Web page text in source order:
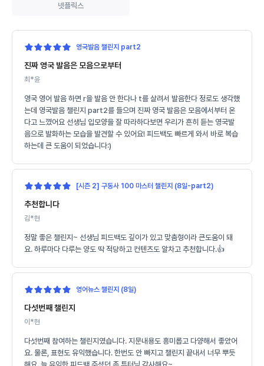
넷플릭스
영국발음 챌린지 part2
진짜 영국 발음은 모음으로부터
최*윤
영국 영어 발음 하면 r을 발음 안 한다나 t를 살려서 발음한다 정로도 생각했
는데 영국발음 챌린지 part2를 들으며 진짜 영국 발음은 모음에서부터 온
다고 느꼈어요 선생님 입모양을 잘 따라하다보면 우리가 흔히 듣는 영국발
음으로 발화하는 모습을 발견할 수 있어요! 피드백도 빠르게 와서 바로 복습
하는데 큰 도움이 되었습니다:)
[시즌 2] 구동사 100 마스터 챌린지 (8일-part2)
추천합니다
김*현
정말 좋은 챌린지~ 선생님 피드백도 깊이가 있고 맞춤형이라 큰도움이 돼
요. 하루마다 다루는 양도 딱 적당하고 컨텐츠도 알차고 추천합니다.👍
영어뉴스 챌린지 (8일)
다섯번째 챌린지
이*현
다섯번째 참여하는 챌린지였습니다. 지문내용도 흥미롭고 다양해서 좋았어
요. 물론, 표현도 유익했습니다. 한번도 안 빠지고 챌린지 끝내서 너무 뿌듯